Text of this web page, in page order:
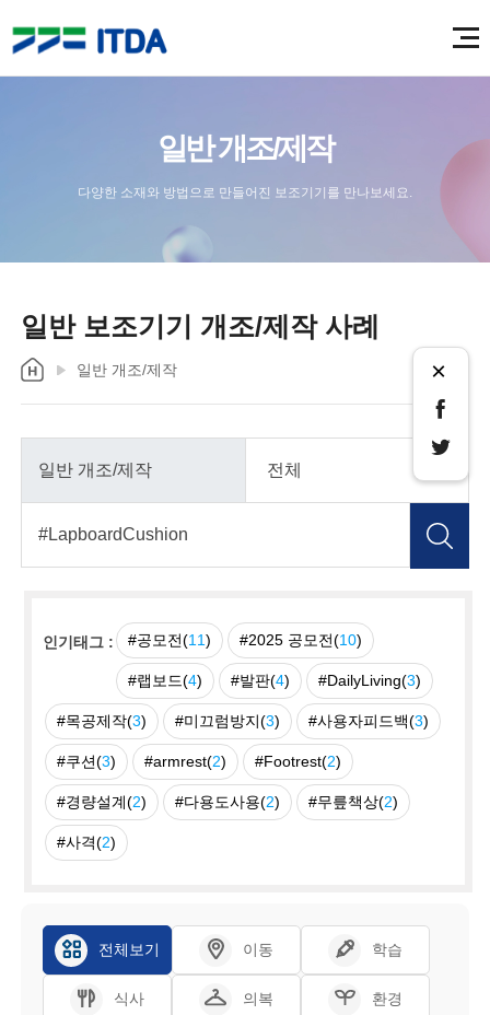
일반 개조/제작
다양한 소재와 방법으로 만들어진 보조기기를 만나보세요.
일반 보조기기 개조/제작 사례
일반 개조/제작 ×
인기태그 : #공모전(11) #2025 공모전(10)
#랩보드(4) #발판(4) #DailyLiving(3)
#목공제작(3) #미끄럼방지(3) #사용자피드백(3)
#쿠션(3) #armrest(2) #Footrest(2)
#경량설계(2) #다용도사용(2) #무릎책상(2)
#사격(2)
전체보기 이동 학습
식사 의복 환경